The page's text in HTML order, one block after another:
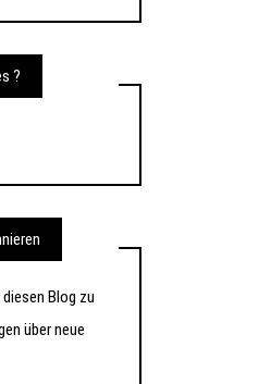
?
Blog zu
über neue